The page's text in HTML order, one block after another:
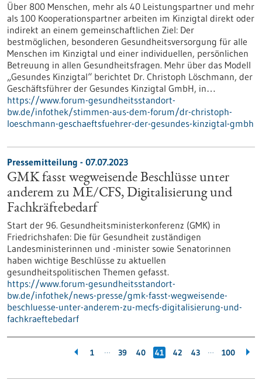
Über 800 Menschen, mehr als 40 Leistungspartner und mehr
als 100 Kooperationspartner arbeiten im Kinzigtal direkt oder
indirekt an einem gemeinschaftlichen Ziel: Der
bestmöglichen, besonderen Gesundheitsversorgung für alle
Menschen im Kinzigtal und einer individuellen, persönlichen
Betreuung in allen Gesundheitsfragen. Mehr über das Modell
„Gesundes Kinzigtal“ berichtet Dr. Christoph Löschmann, der
Geschäftsführer der Gesundes Kinzigtal GmbH, in…
https://www.forum-gesundheitsstandort-
bw.de/infothek/stimmen-aus-dem-forum/dr-christoph-
loeschmann-geschaeftsfuehrer-der-gesundes-kinzigtal-gmbh
Pressemitteilung - 07.07.2023
GMK fasst wegweisende Beschlüsse unter
anderem zu ME/CFS, Digitalisierung und
Fachkräftebedarf
Start der 96. Gesundheitsministerkonferenz (GMK) in
Friedrichshafen: Die für Gesundheit zuständigen
Landesministerinnen und -minister sowie Senatorinnen
haben wichtige Beschlüsse zu aktuellen
gesundheitspolitischen Themen gefasst.
https://www.forum-gesundheitsstandort-
bw.de/infothek/news-presse/gmk-fasst-wegweisende-
beschluesse-unter-anderem-zu-mecfs-digitalisierung-und-
fachkraeftebedarf
1 … 39 40 41 42 43 … 100